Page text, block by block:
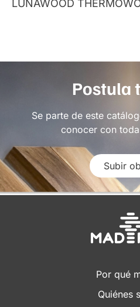
LUNAWOOD
Postula
Se parte de este
conocer con
Subir
Por qué
Quiénes